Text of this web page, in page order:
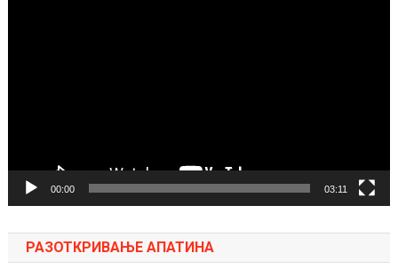
00:00 03:11
РАЗОТКРИВАЊЕ АПАТИНА